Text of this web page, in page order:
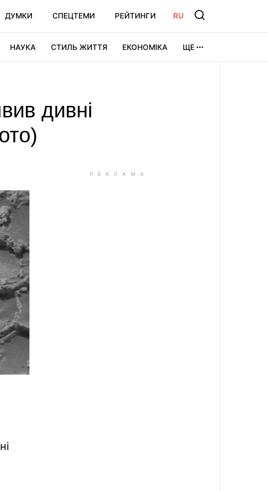
ДУМКИ СПЕЦТЕМИ РЕЙТИНГИ RU
НАУКА СТИЛЬ ЖИТТЯ ЕКОНОМІКА ЩЕ
дивні